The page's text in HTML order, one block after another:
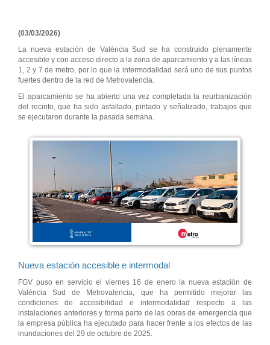
(03/03/2026)
La nueva estación de València Sud se ha construido plenamente
accesible y con acceso directo a la zona de aparcamiento y a las líneas
1, 2 y 7 de metro, por lo que la intermodalidad será uno de sus puntos
fuertes dentro de la red de Metrovalencia.
El aparcamiento se ha abierto una vez completada la reurbanización
del recinto, que ha sido asfaltado, pintado y señalizado, trabajos que
se ejecutaron durante la pasada semana.
Nueva estación accesible e intermodal
FGV puso en servicio el viernes 16 de enero la nueva estación de
València Sud de Metrovalencia, que ha permitido mejorar las
condiciones de accesibilidad e intermodalidad respecto a las
instalaciones anteriores y forma parte de las obras de emergencia que
la empresa pública ha ejecutado para hacer frente a los efectos de las
inundaciones del 29 de octubre de 2025.